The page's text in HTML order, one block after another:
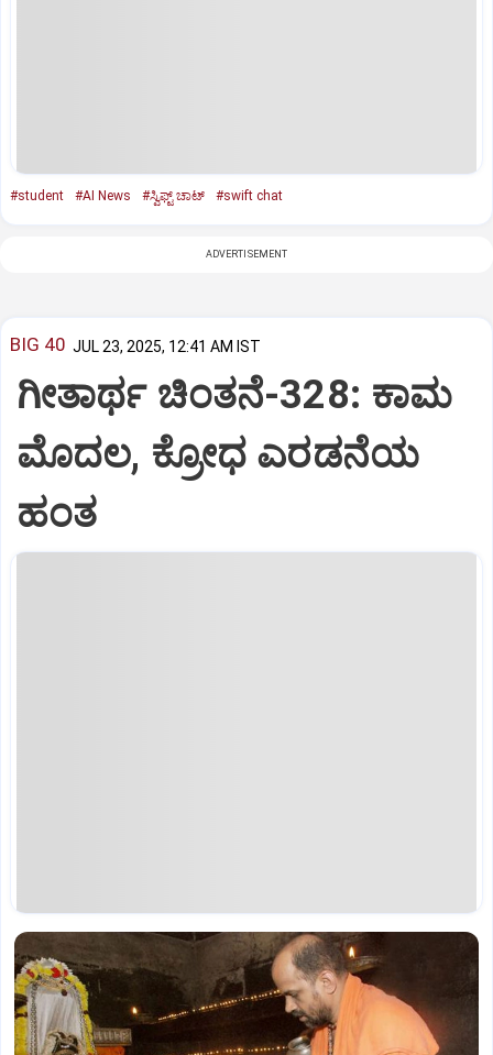
#student #AI News #ಸ್ವಿಫ್ಟ್ ಚಾಟ್‌ #swift chat
ADVERTISEMENT
BIG 40 JUL 23, 2025, 12:41 AM IST
ಗೀತಾರ್ಥ ಚಿಂತನೆ-328: ಕಾಮ
ಮೊದಲ, ಕ್ರೋಧ ಎರಡನೆಯ
ಹಂತ